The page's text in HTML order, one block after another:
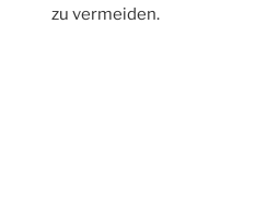
zu vermeiden.